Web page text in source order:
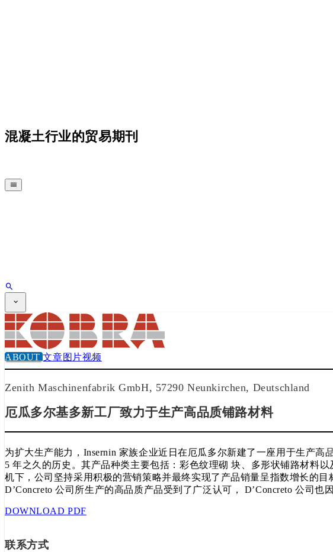
混凝土行业的贸易期刊
CPi 期刊
CPI 电视
国际展会
简报
订阅杂志
ABOUT文章图片视频
Zenith Maschinenfabrik GmbH, 57290 Neunkirchen, Deutschland
厄瓜多尔基多新工厂致力于生产高品质铺路材料
为扩大生产能力，Insernin 家族企业近日在厄瓜多尔新建了一座用于生产
5 年之久的历史。其产品种类主要包括：彩色纹理砌 块、多形状铺路材料
机下，公司坚持采用积极的营销策略并最终实现了产品销量呈指数增长的
D’Concreto 公司所生产的高品质产品受到了广泛认可， D’Concreto 公司也
DOWNLOAD PDF
联系方式